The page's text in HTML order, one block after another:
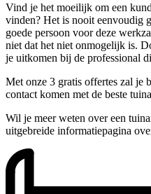
Vind je het moeilijk om een
vinden? Het is nooit eenvoudig
goede persoon voor deze
niet dat het niet onmogelijk is.
je uitkomen bij de professional
Met onze 3 gratis offertes zal je
contact komen met de beste
Wil je meer weten over een
uitgebreide informatiepagina